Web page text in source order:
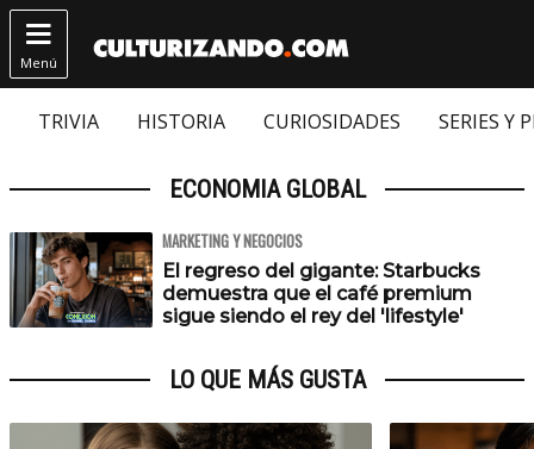

Menú
TRIVIA HISTORIA CURIOSIDADES SERIES Y
ECONOMIA GLOBAL
MARKETING Y NEGOCIOS
El regreso del gigante: Starbucks
demuestra que el café premium
sigue siendo el rey del 'lifestyle'
LO QUE MÁS GUSTA